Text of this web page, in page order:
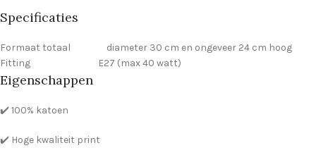
Specificaties
Formaat totaal diameter 30 cm en ongeveer 24 cm hoog
Fitting E27 (max 40 watt)
Eigenschappen
✔️ 100% katoen
✔️ Hoge kwaliteit print